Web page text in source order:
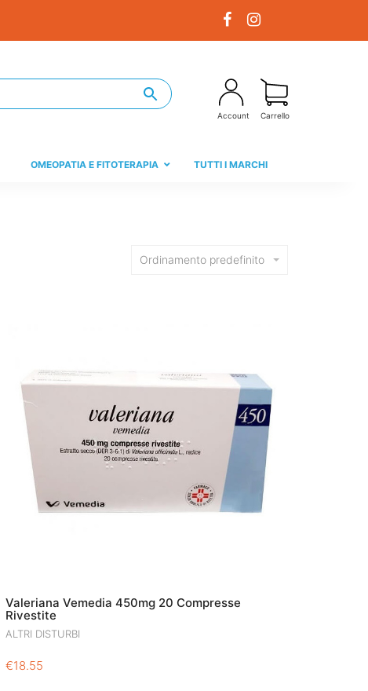
Account Carrello
OMEOPATIA E FITOTERAPIA TUTTI I MARCHI
Ordinamento predefinito
Valeriana Vemedia 450mg 20 Compresse
Rivestite
ALTRI DISTURBI
€18.55